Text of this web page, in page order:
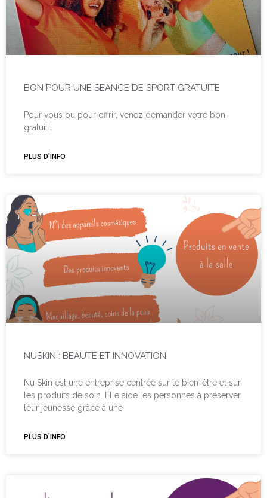
BON POUR UNE SEANCE DE SPORT GRATUITE
Pour vous ou pour offrir, venez demander votre bon
gratuit !
PLUS D'INFO
NUSKIN : BEAUTE ET INNOVATION
Nu Skin est une entreprise centrée sur le bien-être et sur
les produits de soin. Elle aide les personnes à préserver
leur jeunesse grâce à une
PLUS D'INFO